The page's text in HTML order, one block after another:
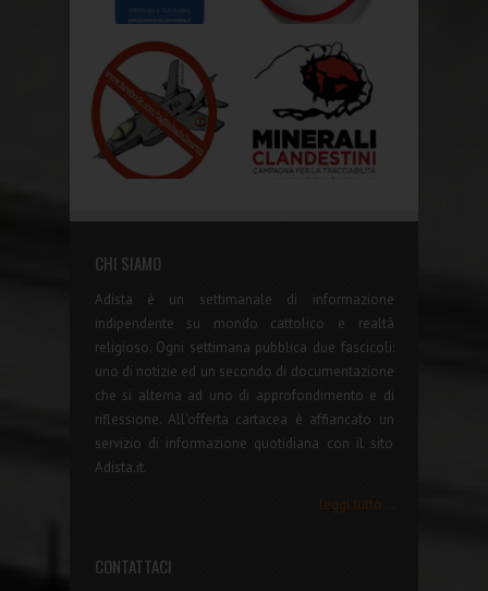
CHI SIAMO
Adista è un settimanale di informazione
indipendente su mondo cattolico e realtà
religioso. Ogni settimana pubblica due fascicoli:
uno di notizie ed un secondo di documentazione
che si alterna ad uno di approfondimento e di
riflessione. All'offerta cartacea è affiancato un
servizio di informazione quotidiana con il sito
Adista.it.
leggi tutto...
CONTATTACI